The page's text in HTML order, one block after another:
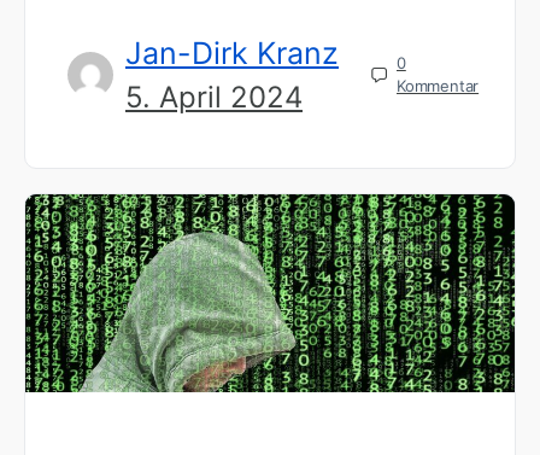
Jan-Dirk Kranz
5. April 2024
0
Kommentar